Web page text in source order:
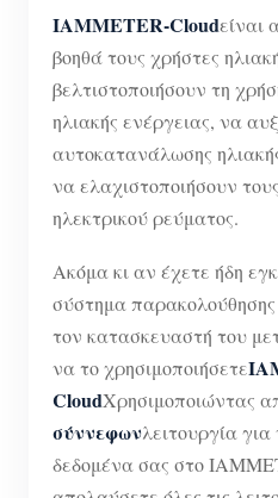
IAMMETER-Cloudείναι
βοηθά τους χρήστες
βελτιστοποιήσουν τη
ηλιακής ενέργειας, να
αυτοκατανάλωσης
να ελαχιστοποιήσουν
ηλεκτρικού ρεύματος.
Ακόμα κι αν έχετε ήδη
σύστημα
τον κατασκευαστή του
να το χρησιμοποιήσετε
CloudΧρησιμοποιώντας
σύννεφωνλειτουργία
δεδομένα σας στο